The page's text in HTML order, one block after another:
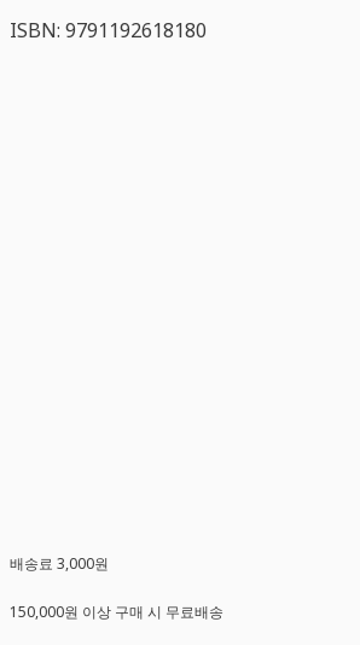
ISBN: 9791192618180
배송료 3,000원
150,000원 이상 구매 시 무료배송